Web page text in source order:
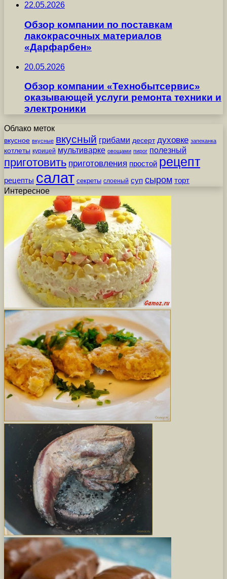
22.05.2026
Обзор компании по поставкам
лакокрасочных материалов
«Дарфарбен»
20.05.2026
Обзор компании «Технобытсервис»
оказывающей услуги ремонта техники и
электроники
Облако меток
вкусное вкусные вкусный грибами десерт духовке запеканка
котлеты курицей мультиварке овощами пирог полезный
приготовить приготовления простой рецепт
рецепты салат секреты слоеный суп сыром торт
Интересное